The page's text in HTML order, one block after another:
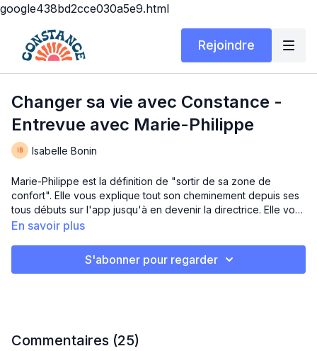
google438bd2cce030a5e9.html
Rejoindre
Changer sa vie avec Constance -
Entrevue avec Marie-Philippe
Isabelle Bonin
Marie-Philippe est la définition de "sortir de sa zone de
confort". Elle vous explique tout son cheminement depuis ses
tous débuts sur l'app jusqu'à en devenir la directrice. Elle vous
parle aussi de son cheminement avec l'entrainement. Un
En savoir plus
S'abonner pour regarder
Commentaires (25)